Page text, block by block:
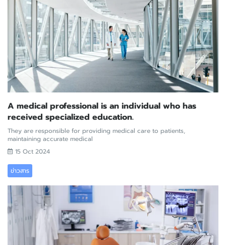
A medical professional is an individual who has
received specialized education.
They are responsible for providing medical care to patients,
maintaining accurate medical
15 Oct 2024
ข่าวสาร